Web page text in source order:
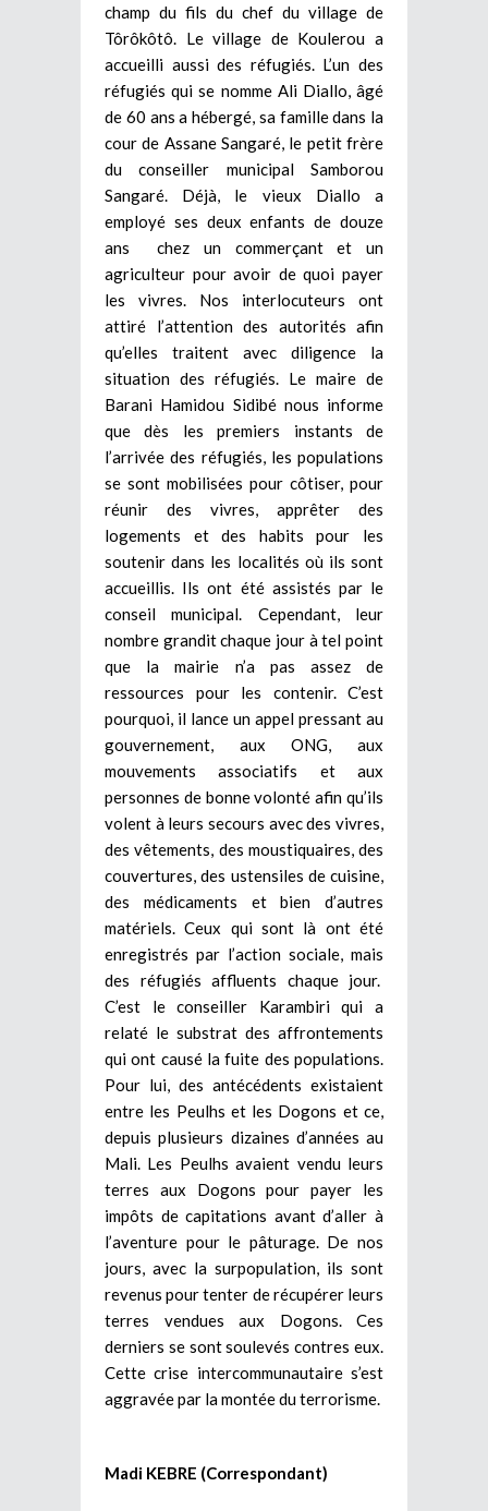
champ du fils du chef du village de
Tôrôkôtô. Le village de Koulerou a
accueilli aussi des réfugiés. L’un des
réfugiés qui se nomme Ali Diallo, âgé
de 60 ans a hébergé, sa famille dans la
cour de Assane Sangaré, le petit frère
du conseiller municipal Samborou
Sangaré. Déjà, le vieux Diallo a
employé ses deux enfants de douze
ans chez un commerçant et un
agriculteur pour avoir de quoi payer
les vivres. Nos interlocuteurs ont
attiré l’attention des autorités afin
qu’elles traitent avec diligence la
situation des réfugiés. Le maire de
Barani Hamidou Sidibé nous informe
que dès les premiers instants de
l’arrivée des réfugiés, les populations
se sont mobilisées pour côtiser, pour
réunir des vivres, apprêter des
logements et des habits pour les
soutenir dans les localités où ils sont
accueillis. Ils ont été assistés par le
conseil municipal. Cependant, leur
nombre grandit chaque jour à tel point
que la mairie n’a pas assez de
ressources pour les contenir. C’est
pourquoi, il lance un appel pressant au
gouvernement, aux ONG, aux
mouvements associatifs et aux
personnes de bonne volonté afin qu’ils
volent à leurs secours avec des vivres,
des vêtements, des moustiquaires, des
couvertures, des ustensiles de cuisine,
des médicaments et bien d’autres
matériels. Ceux qui sont là ont été
enregistrés par l’action sociale, mais
des réfugiés affluents chaque jour.
C’est le conseiller Karambiri qui a
relaté le substrat des affrontements
qui ont causé la fuite des populations.
Pour lui, des antécédents existaient
entre les Peulhs et les Dogons et ce,
depuis plusieurs dizaines d’années au
Mali. Les Peulhs avaient vendu leurs
terres aux Dogons pour payer les
impôts de capitations avant d’aller à
l’aventure pour le pâturage. De nos
jours, avec la surpopulation, ils sont
revenus pour tenter de récupérer leurs
terres vendues aux Dogons. Ces
derniers se sont soulevés contres eux.
Cette crise intercommunautaire s’est
aggravée par la montée du terrorisme.
Madi KEBRE (Correspondant)